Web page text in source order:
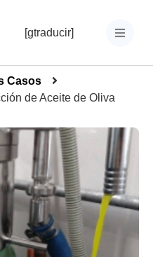
[gtraducir]
Casos
de Aceite de Oliva